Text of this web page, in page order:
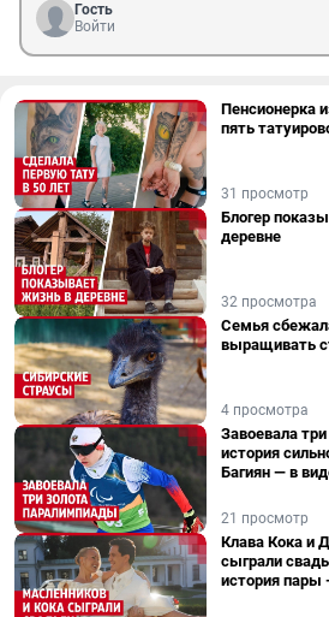
Гость
Войти
Пенсионерка
пять
31 просмотр
Блогер
деревне
32 просмотра
Семья
выращивать
4 просмотра
Завоевала
история
Багиян — в
21 просмотр
Клава Кока и
сыграли
история пары